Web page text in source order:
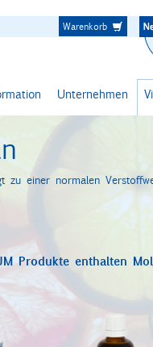
Warenkorb
Unternehmen
zu einer normalen
Produkte enthalten